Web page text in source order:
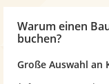
Warum einen
buchen?
Große Auswahl an